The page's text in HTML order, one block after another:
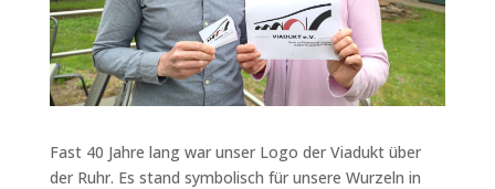
Fast 40 Jahre lang war unser Logo der Viadukt über
der Ruhr. Es stand symbolisch für unsere Wurzeln in